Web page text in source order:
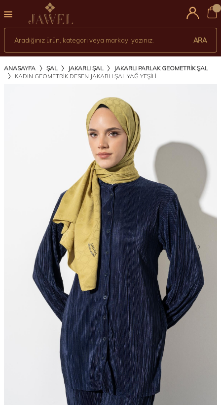
ARA
ANASAYFA ŞAL JAKARLI ŞAL
JAKARLI PARLAK GEOMETRIK ŞAL
KADIN GEOMETRIK DESEN JAKARLI ŞAL YAĞ YEŞİLİ